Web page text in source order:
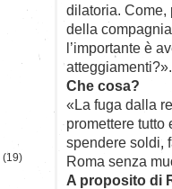
dilatoria. Come,
della
l’importante è
atteggiamenti?».
Che cosa?
«La fuga dalla
promettere tutto
spendere soldi,
Roma senza
A proposito di
(19)